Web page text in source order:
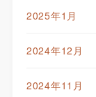
2025年1月
2024年12月
2024年11月